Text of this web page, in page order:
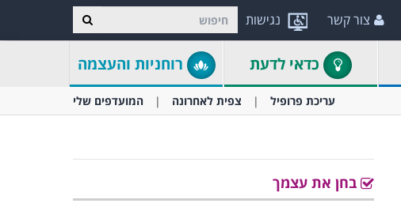
נגישות צור קשר
כדאי לדעת רוחניות והעצמה
עריכת פרופיל צפית לאחרונה המועדפים שלי
בחן את עצמך